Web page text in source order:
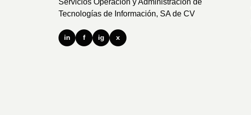
Servicios Operación y Administración de
Tecnologías de Información, SA de CV
in f ig x